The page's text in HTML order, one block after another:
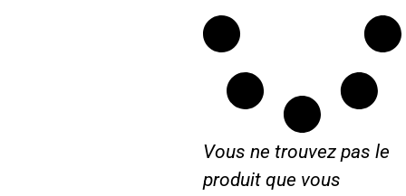
2
6
Vous ne trouvez pas le
produit que vous